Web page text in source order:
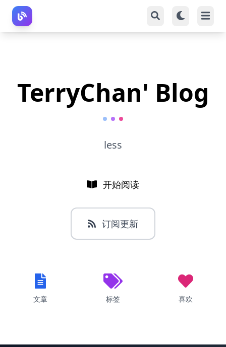
TerryChan' Blog
less
开始阅读
订阅更新
文章 标签 喜欢